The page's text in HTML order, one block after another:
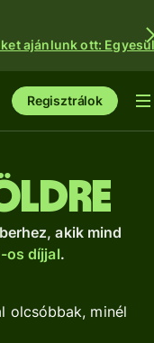
ajánlunk ott:
Regisztrálok
akik mind
os díjjal.
olcsóbbak, minél